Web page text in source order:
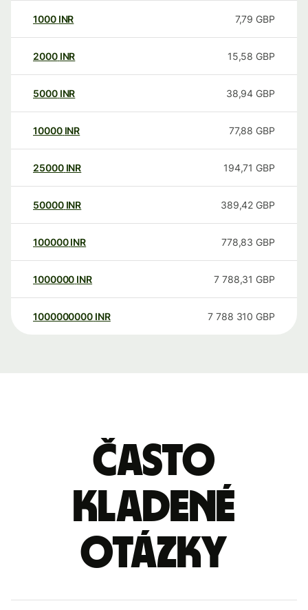
1000 INR 7,79 GBP
2000 INR 15,58 GBP
5000 INR 38,94 GBP
10000 INR 77,88 GBP
25000 INR 194,71 GBP
50000 INR 389,42 GBP
100000 INR 778,83 GBP
1000000 INR 7 788,31 GBP
1000000000 INR 7 788 310 GBP
Často
kladené
otázky